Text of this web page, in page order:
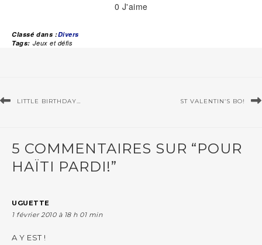
0 J'aime
Classé dans :Divers
Tags: Jeux et défis
LITTLE BIRTHDAY… ST VALENTIN’S BO!
5 COMMENTAIRES SUR “POUR
HAÏTI PARDI!”
UGUETTE
1 février 2010 à 18 h 01 min
A Y EST !